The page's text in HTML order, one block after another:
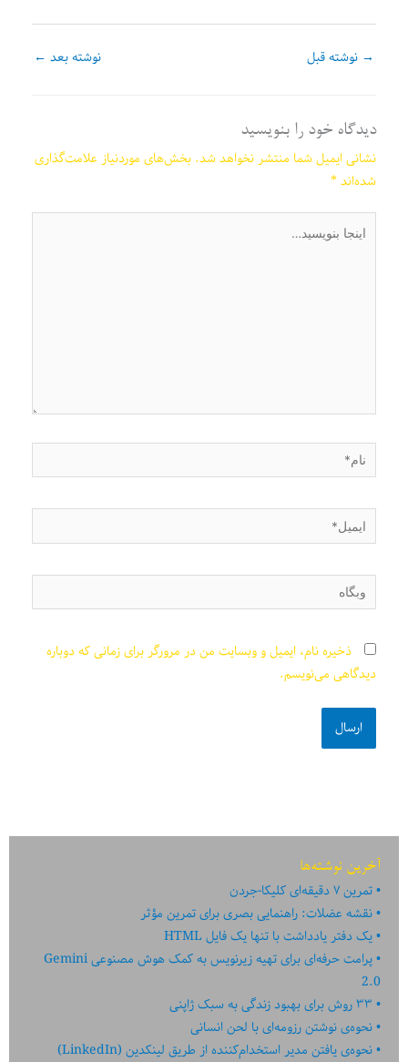
→ نوشته قبل نوشته بعد ←
دیدگاه‌ خود را بنویسید
نشانی ایمیل شما منتشر نخواهد شد. بخش‌های موردنیاز علامت‌گذاری
شده‌اند*
اینجا
بنویسید…
نام*
ایمیل*
وبگاه
ذخیره نام، ایمیل و وبسایت من در مرورگر برای زمانی که دوباره
دیدگاهی می‌نویسم.
آخرین نوشته‌ها
تمرین ۷ دقیقه‌ای کلیکا-جردن
نقشه عضلات: راهنمایی بصری برای تمرین مؤثر
یک دفتر یادداشت با تنها یک فایل HTML
پرامت حرفه‌ای برای تهیه زیرنویس به کمک هوش مصنوعی Gemini
2.0
۳۳ روش برای بهبود زندگی به سبک ژاپنی
نحوه‌ی نوشتن رزومه‌ای با لحن انسانی
نحوه‌ی یافتن مدیر استخدام‌کننده از طریق لینکدین (LinkedIn)